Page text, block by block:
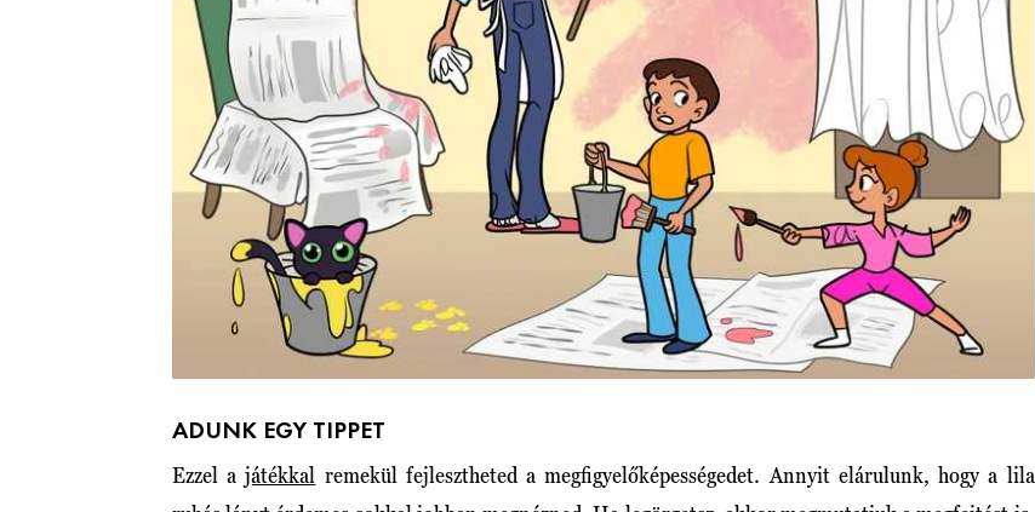
ADUNK EGY TIPPET
Ezzel ajátékkal remekül fejlesztheted a megfigyelőképességedet. Annyit elárulunk, hogy a lila